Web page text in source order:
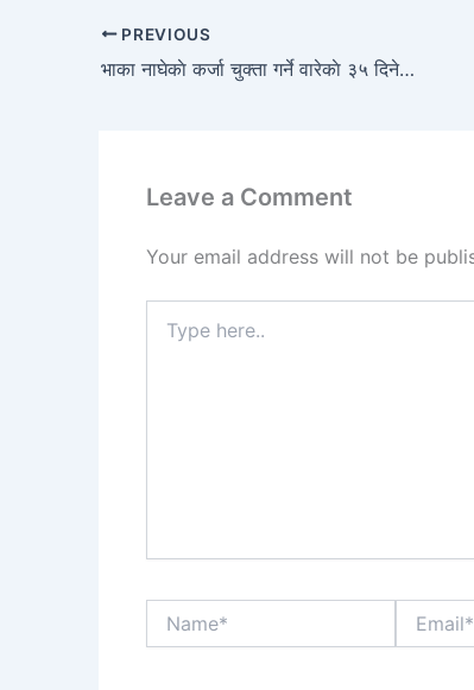
PREVIOUS
भाका नाघेकाे कर्जा चुक्ता गर्ने वारेकाे ३५ दिने अत्यन्त जरुरी सुचना सावर्जनिक
Leave a Comment
Your email address will not be
here..